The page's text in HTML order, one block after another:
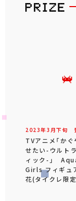
2023年3 月下旬
TVアニメ「か
せたい-ウルト
ィック-」
Girls フィギュ
花(タイクレ限